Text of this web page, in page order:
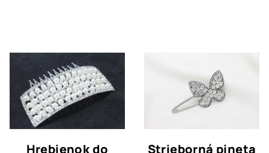
Hrebienok do Strieborná pineta